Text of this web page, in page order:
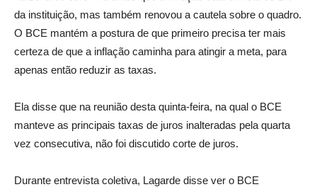
da instituição, mas também renovou a cautela sobre o quadro.
O BCE mantém a postura de que primeiro precisa ter mais
certeza de que a inflação caminha para atingir a meta, para
apenas então reduzir as taxas.
Ela disse que na reunião desta quinta-feira, na qual o BCE
manteve as principais taxas de juros inalteradas pela quarta
vez consecutiva, não foi discutido corte de juros.
Durante entrevista coletiva, Lagarde disse ver o BCE